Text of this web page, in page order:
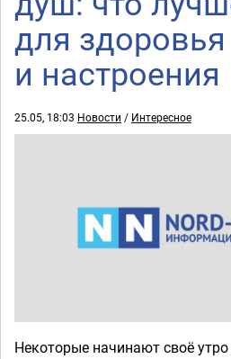
для здоровья
и настроения
25.05, 18:03 Новости / Интересное
Некоторые начинают своё